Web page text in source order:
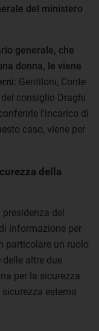
del ministero
generale, che
donna, le viene
: Gentiloni, Conte
consiglio Draghi
l'incarico di
caso, viene per
della
del
informazione per
particolare un ruolo
altre due
per la sicurezza
esterna